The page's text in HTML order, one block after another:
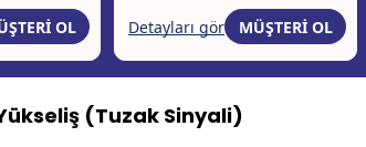
(Tuzak Sinyali)